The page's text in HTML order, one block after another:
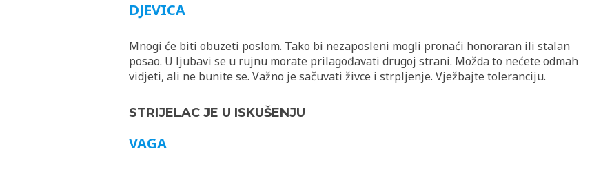
DJEVICA
Mnogi će biti obuzeti poslom. Tako bi nezaposleni mogli pronaći honoraran ili stalan
posao. U ljubavi se u rujnu morate prilagođavati drugoj strani. Možda to nećete odmah
vidjeti, ali ne bunite se. Važno je sačuvati živce i strpljenje. Vježbajte toleranciju.
STRIJELAC JE U ISKUŠENJU
VAGA